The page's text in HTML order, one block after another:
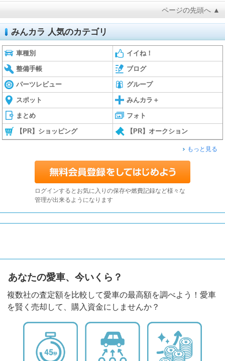
ページの先頭へ ▲
みんカラ 人気のカテゴリ
車種別 イイね！
整備手帳 ブログ
パーツレビュー グループ
スポット みんカラ＋
まとめ フォト
【PR】ショッピング 【PR】オークション
もっと見る
ログインするとお気に入りの保存や燃費記録など様々な
管理が出来るようになります
あなたの愛車、今いくら？
複数社の査定額を比較して愛車の最高額を調べよう！愛車
を賢く売却して、購入資金にしませんか？